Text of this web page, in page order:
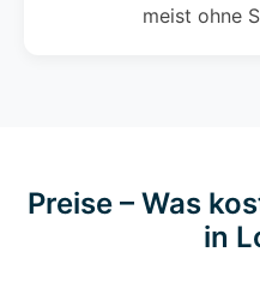
meist ohne
Preise – Was
in